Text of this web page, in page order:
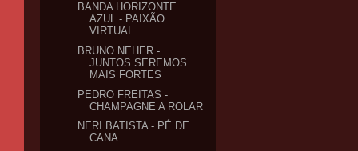
BANDA HORIZONTE
AZUL - PAIXÃO
VIRTUAL
BRUNO NEHER -
JUNTOS SEREMOS
MAIS FORTES
PEDRO FREITAS -
CHAMPAGNE A ROLAR
NERI BATISTA - PÉ DE
CANA